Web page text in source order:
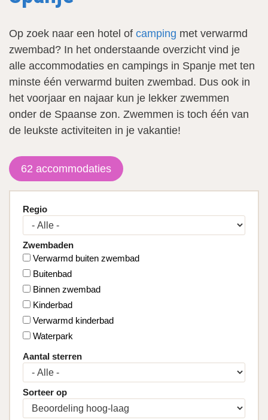
Op zoek naar een hotel of camping met verwarmd
zwembad? In het onderstaande overzicht vind je
alle accommodaties en campings in Spanje met ten
minste één verwarmd buiten zwembad. Dus ook in
het voorjaar en najaar kun je lekker zwemmen
onder de Spaanse zon. Zwemmen is toch één van
de leukste activiteiten in je vakantie!
62 accommodaties
Regio
Zwembaden
Verwarmd buiten zwembad
Buitenbad
Binnen zwembad
Kinderbad
Verwarmd kinderbad
Waterpark
Aantal sterren
Sorteer op